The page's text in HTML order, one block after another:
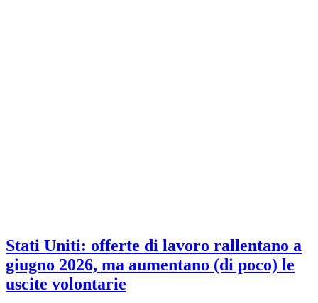
Stati Uniti: offerte di lavoro rallentano a
giugno 2026, ma aumentano (di poco) le
uscite volontarie